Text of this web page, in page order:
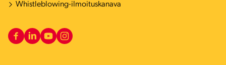
Whistleblowing-ilmoituskanava